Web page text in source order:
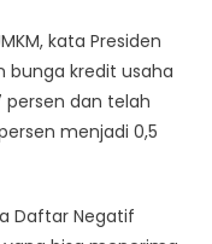
kata Presiden
bunga kredit usaha
persen dan telah
menjadi 0,5
Daftar Negatif